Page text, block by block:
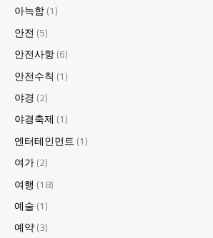
아늑함(1)
안전(5)
안전사항(6)
안전수칙 (1)
야경 (2)
야경축제 (1)
엔터테인먼트(1)
여가(2)
여행 (18)
예술(1)
예약(3)